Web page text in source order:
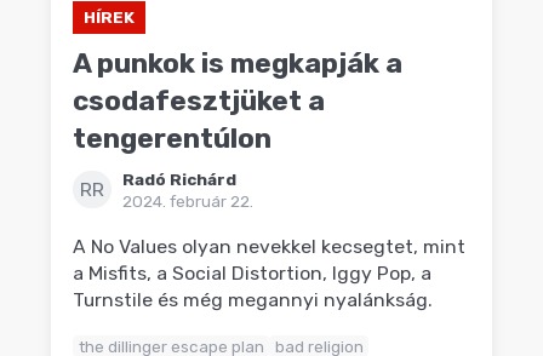
HÍREK
A punkok is megkapják a
csodafesztjüket a
tengerentúlon
RR
Radó Richárd
2024. február 22.
A No Values olyan nevekkel kecsegtet, mint
a Misfits, a Social Distortion, Iggy Pop, a
Turnstile és még megannyi nyalánkság.
the dillinger escape plan bad religion